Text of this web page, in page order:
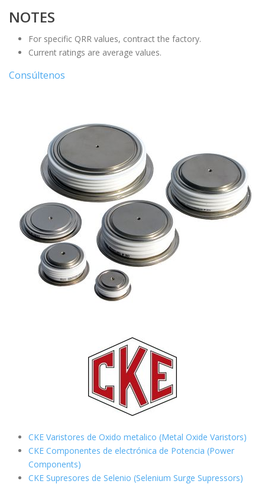
NOTES
For specific QRR values, contract the factory.
Current ratings are average values.
Consúltenos
CKE Varistores de Oxido metalico (Metal Oxide Varistors)
CKE Componentes de electrónica de Potencia (Power
Components)
CKE Supresores de Selenio (Selenium Surge Supressors)